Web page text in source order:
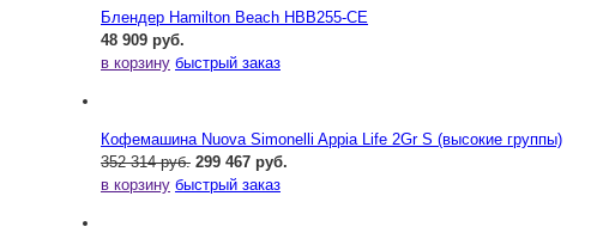
Блендер Hamilton Beach HBB255-CE
48 909 руб.
в корзину быстрый заказ
Кофемашина Nuova Simonelli Appia Life 2Gr S (высокие группы)
352 314 руб. 299 467 руб.
в корзину быстрый заказ